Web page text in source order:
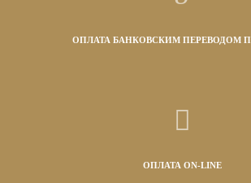
ОПЛАТА БАНКОВСКИМ ПЕРЕВОДОМ
ОПЛАТА ON-LINE